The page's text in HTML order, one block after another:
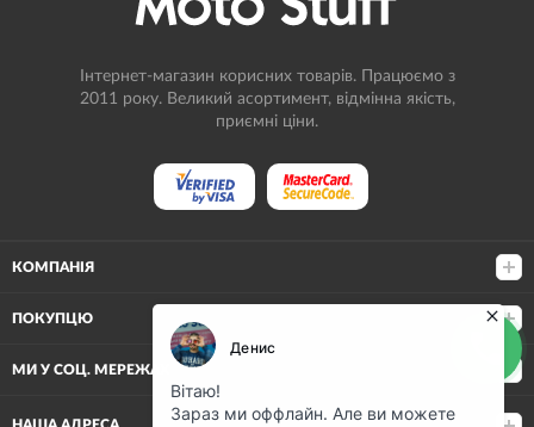
Інтернет-магазин корисних товарів. Працюємо з
2011 року. Великий асортимент, відмінна якість,
приємні ціни.
КОМПАНІЯ
ПОКУПЦЮ
МИ У СОЦ. МЕРЕЖАХ